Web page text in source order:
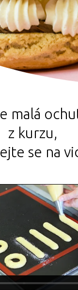
malá
z kurzu,
se na